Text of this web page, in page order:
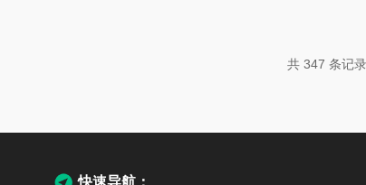
配合加压加热盖可达110℃。‌可穿
共 347 条记
快速导航：